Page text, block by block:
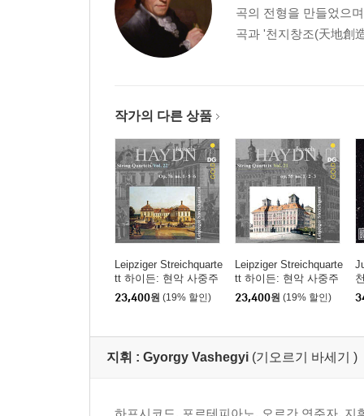
곡의 전형을 만들었으
곡과 '천지창조(天地創
작가의 다른 상품
Leipziger Streichquarte
tt 하이든: 현악 사중주
22집 (Haydn: String Qu
artets Vol.22 - Op.76 N
23,400원 (19% 할인)
Leipziger Streichquarte
tt 하이든: 현악 사중주
21집 (Haydn: String Qu
artets Vol.21 - Op.55 N
23,400원 (19% 할인)
지휘 : Gyorgy Vashegyi (기오르기 바세기 )